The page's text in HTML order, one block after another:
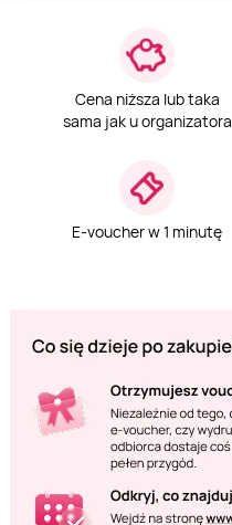
Cena niższa lub taka
sama jak u organizatora
E-voucher w 1 minutę